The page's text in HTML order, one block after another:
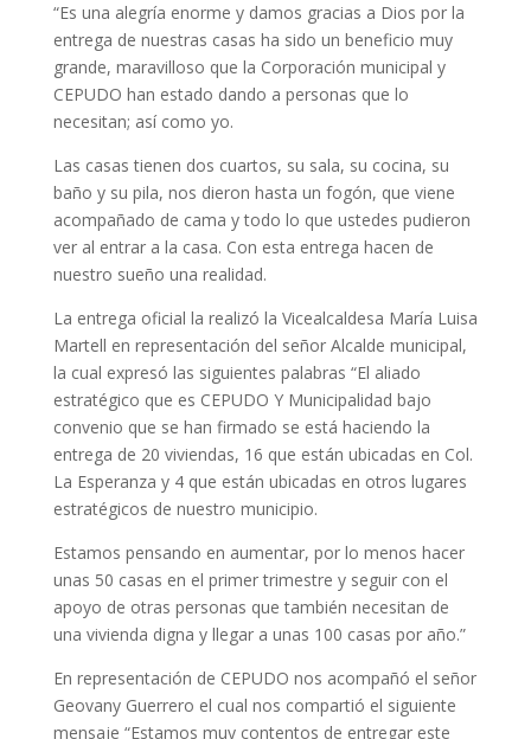
“Es una alegría enorme y damos gracias a Dios por la
entrega de nuestras casas ha sido un beneficio muy
grande, maravilloso que la Corporación municipal y
CEPUDO han estado dando a personas que lo
necesitan; así como yo.
Las casas tienen dos cuartos, su sala, su cocina, su
baño y su pila, nos dieron hasta un fogón, que viene
acompañado de cama y todo lo que ustedes pudieron
ver al entrar a la casa. Con esta entrega hacen de
nuestro sueño una realidad.
La entrega oficial la realizó la Vicealcaldesa María Luisa
Martell en representación del señor Alcalde municipal,
la cual expresó las siguientes palabras “El aliado
estratégico que es CEPUDO Y Municipalidad bajo
convenio que se han firmado se está haciendo la
entrega de 20 viviendas, 16 que están ubicadas en Col.
La Esperanza y 4 que están ubicadas en otros lugares
estratégicos de nuestro municipio.
Estamos pensando en aumentar, por lo menos hacer
unas 50 casas en el primer trimestre y seguir con el
apoyo de otras personas que también necesitan de
una vivienda digna y llegar a unas 100 casas por año.”
En representación de CEPUDO nos acompañó el señor
Geovany Guerrero el cual nos compartió el siguiente
mensaje “Estamos muy contentos de entregar este